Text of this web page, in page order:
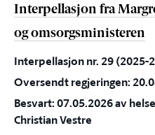
Interpellasjon fra
og omsorgsministeren
Interpellasjon nr. 29 (2025-
Oversendt regjeringen:
Besvart: 07.05.2026 av
Christian Vestre